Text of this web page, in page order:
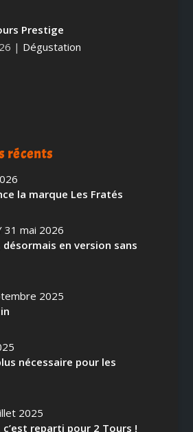
Prestige
| Dégustation
récents
la marque Les Fratés
31 mai 2026
en version sans
2025
nécessaire pour les
2025
reparti pour 2 Tours !